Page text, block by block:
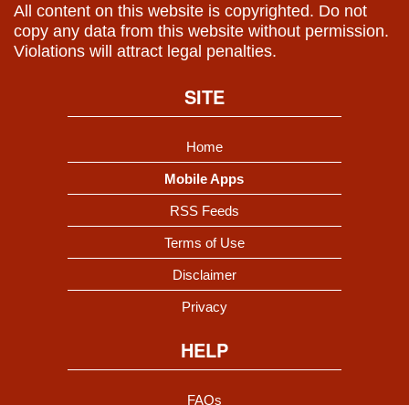
All content on this website is copyrighted. Do not
copy any data from this website without permission.
Violations will attract legal penalties.
SITE
Home
Mobile Apps
RSS Feeds
Terms of Use
Disclaimer
Privacy
HELP
FAQs